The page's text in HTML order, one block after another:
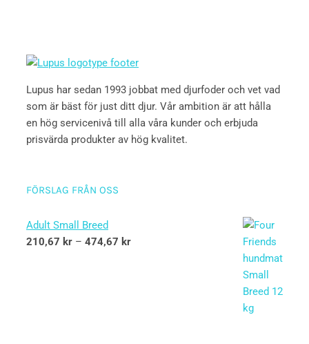
Lupus har sedan 1993 jobbat med djurfoder och vet vad
som är bäst för just ditt djur. Vår ambition är att hålla
en hög servicenivå till alla våra kunder och erbjuda
prisvärda produkter av hög kvalitet.
FÖRSLAG FRÅN OSS
Adult Small Breed
210,67 kr – 474,67 kr